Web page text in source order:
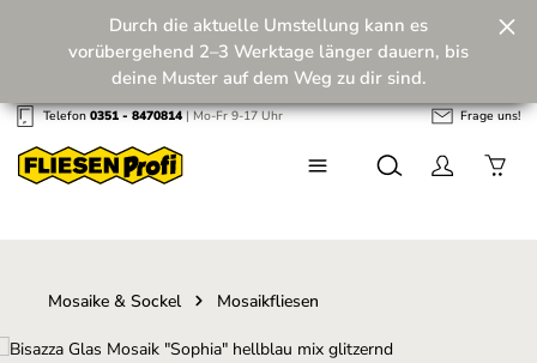
Zum Hauptinhalt springen
Zukunft! 💪
Durch die aktuelle Umstellung kann es
vorübergehend 2–3 Werktage länger dauern, bis
deine Muster auf dem Weg zu dir sind.
Telefon0351 - 8470814| Mo-Fr 9-17 Uhr Frage uns!
Mosaike & Sockel Mosaikfliesen
Bildergalerie überspringen